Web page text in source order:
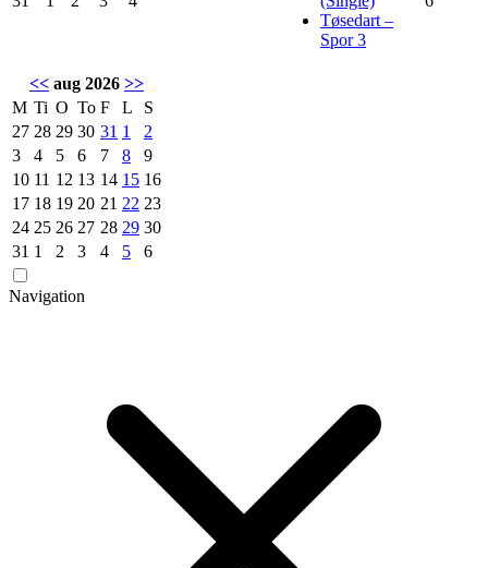
Tøsedart –
Spor 3
<< aug 2026 >>
M Ti O To F L
S
27 28 29 30 31 1
2
3
4 5 6 7 8
9
10 11 12 13 14 15 16
17 18 19 20 21 22 23
24 25 26 27 28 29 30
31 1 2 3 4 5 6
Navigation